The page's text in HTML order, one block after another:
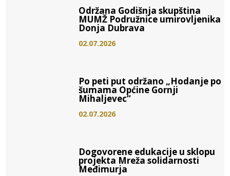
Održana Godišnja skupština
MUMŽ Podružnice umirovljenika
Donja Dubrava
02.07.2026
Po peti put održano „Hodanje po
šumama Općine Gornji
Mihaljevec“
02.07.2026
Dogovorene edukacije u sklopu
projekta Mreža solidarnosti
Međimurja